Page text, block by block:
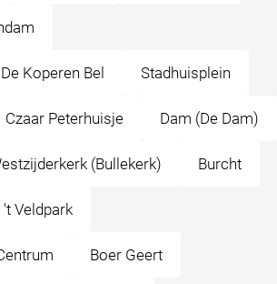
Koperen Bel Stadhuisplein
Czaar Peterhuisje Dam (De Dam)
(Bullekerk) Burcht
Veldpark
Boer Geert